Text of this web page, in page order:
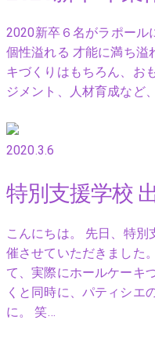
2020新卒６名がラポール
個性溢れる 才能に満ち溢
キづくりはもちろん、お
ジメント、人材育成など
2020.3.6
特別支援学校
こんにちは。 先日、特
催させていただきました
て、実際にホールケーキ
くと同時に、パティシエ
に。 笑…